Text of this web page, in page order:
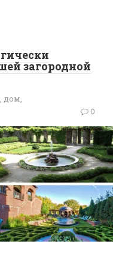
загородной
дом,
0